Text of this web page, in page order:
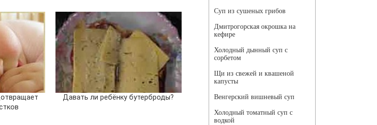
Давать ли ребёнку бутерброды?
Суп из сушеных грибов
Дмитрогорская окрошка на
кефире
Холодный дынный суп с
сорбетом
Щи из свежей и квашеной
капусты
Венгерский вишневый суп
Холодный томатный суп с
водкой